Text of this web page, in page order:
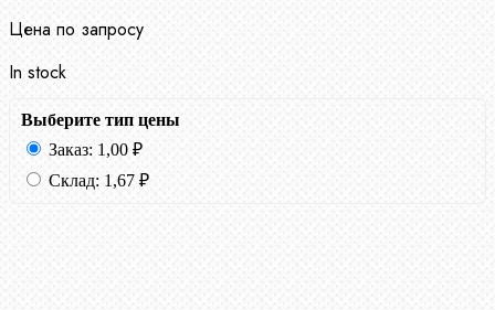
Цена по запросу
In stock
Выберите тип цены
Заказ: 1,00 ₽
Склад: 1,67 ₽